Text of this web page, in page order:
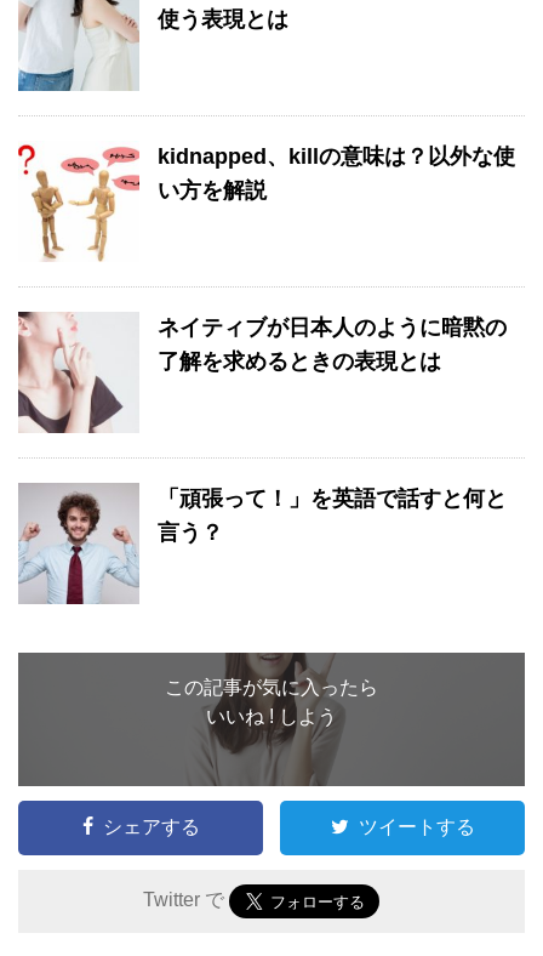
使う表現とは
kidnapped、killの意味は？以外な使
い方を解説
ネイティブが日本人のように暗黙の
了解を求めるときの表現とは
「頑張って！」を英語で話すと何と
言う？
この記事が気に入ったら
いいね ! しよう
シェアする ツイートする
Twitter で